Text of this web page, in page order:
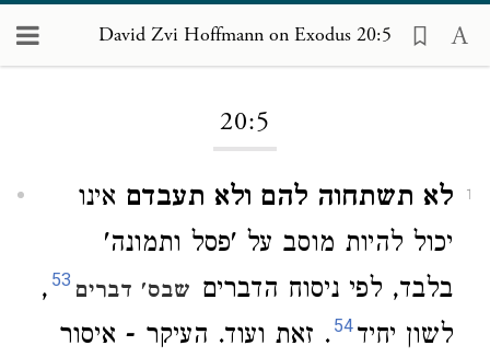
David Zvi Hoffmann on Exodus 20:5
20:5
1 לא תשתחוה להם ולא תעבדם אינו
יכול להיות מוסב על 'פסל ותמונה'
בלבד, לפי ניסוח הדברים שבס' דברים 53
,
לשון יחיד54. זאת ועוד. העיקר - איסור